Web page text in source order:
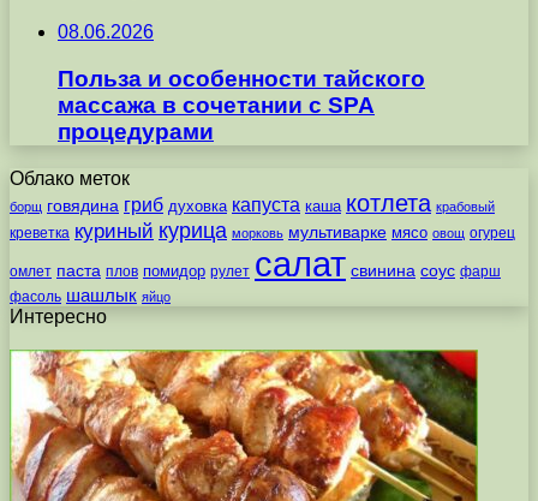
08.06.2026
Польза и особенности тайского
массажа в сочетании с SPA
процедурами
Облако меток
борщ говядина гриб духовка капуста каша котлета крабовый
креветка куриный курица морковь мультиварке мясо овощ огурец
омлет паста плов помидор рулет салат свинина соус фарш
фасоль шашлык яйцо
Интересно